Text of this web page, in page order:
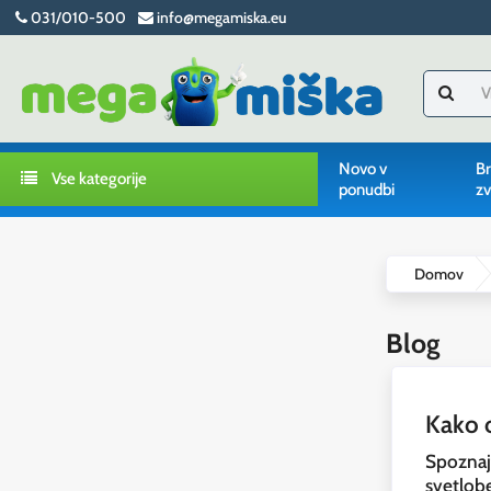
031/010-500 info@megamiska.eu
Vse kategorije
Novo v
ponudbi
Domov
Blog
Kako